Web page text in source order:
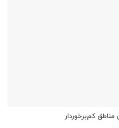
کم‌برخوردار